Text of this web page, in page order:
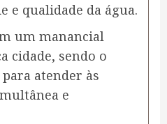
e qualidade da água.
um manancial
cidade, sendo o
atender às
e